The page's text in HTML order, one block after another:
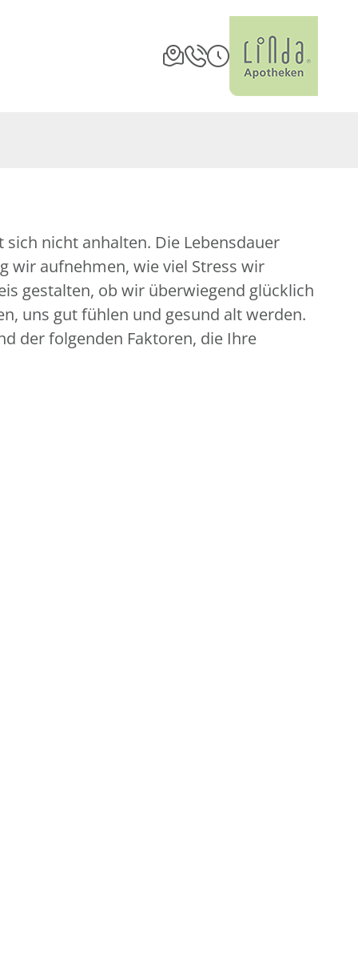
nicht anhalten. Die Lebensdauer
wir aufnehmen, wie viel Stress wir
gestalten, ob wir überwiegend glücklich
uns gut fühlen und gesund alt werden.
der folgenden Faktoren, die Ihre